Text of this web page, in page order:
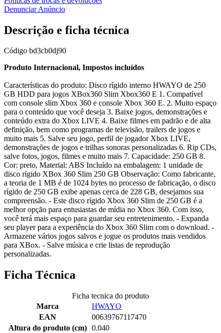
Denunciar Anúncio
Descrição e ficha técnica
Código bd3cb0dj90
Produto Internacional, Impostos incluídos
Características do produto: Disco rígido interno HWAYO de 250
GB HDD para jogos XBox360 Slim Xbox360 E 1. Compatível
com console slim Xbox 360 e console Xbox 360 E. 2. Muito espaço
para o conteúdo que você deseja 3. Baixe jogos, demonstrações e
conteúdo extra do Xbox LIVE 4. Baixe filmes em padrão e de alta
definição, bem como programas de televisão, trailers de jogos e
muito mais 5. Salve seu jogo, perfil de jogador Xbox LIVE,
demonstrações de jogos e trilhas sonoras personalizadas 6. Rip CDs,
salve fotos, jogos, filmes e muito mais 7. Capacidade: 250 GB 8.
Cor: preto, Material: ABS Incluído na embalagem: 1 unidade de
disco rígido XBox 360 Slim 250 GB Observação: Como fabricante,
a teoria de 1 MB é de 1024 bytes no processo de fabricação, o disco
rígido de 250 GB exibe apenas cerca de 228 GB, desejamos sua
compreensão. - Este disco rígido Xbox 360 Slim de 250 GB é a
melhor opção para entusiastas de mídia no Xbox 360. Com isso,
você terá mais espaço para guardar seu entretenimento. - Expanda
seu player para a experiência do Xbox 360 Slim com o download. -
Armazene vários jogos salvos e jogue os produtos mais vendidos
para XBox. - Salve música e crie listas de reprodução
personalizadas.
Ficha Técnica
Ficha tecnica do produto
Marca
HWAYO
EAN
00639767117470
Altura do produto (cm) 0.040